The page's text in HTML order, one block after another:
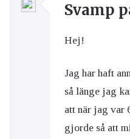
Svamp
Hej!
Jag har haft
så länge jag
att när jag var
gjorde så att